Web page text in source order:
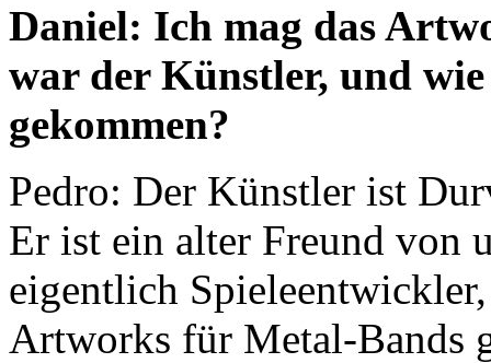
Daniel: Ich mag das
war der Künstler, und
gekommen?
Pedro: Der Künstler ist
Er ist ein alter Freund von
eigentlich
Artworks für Metal-Bands